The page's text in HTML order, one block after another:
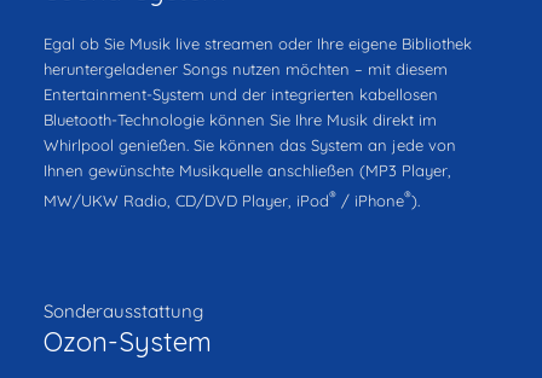
Egal ob Sie Musik live streamen oder Ihre eigene Bibliothek
heruntergeladener Songs nutzen möchten – mit diesem
Entertainment-System und der integrierten kabellosen
Bluetooth-Technologie können Sie Ihre Musik direkt im
Whirlpool genießen. Sie können das System an jede von
Ihnen gewünschte Musikquelle anschließen (MP3 Player,
MW/UKW Radio, CD/DVD Player, iPod®/ iPhone®).
Sonderausstattung
Ozon-System